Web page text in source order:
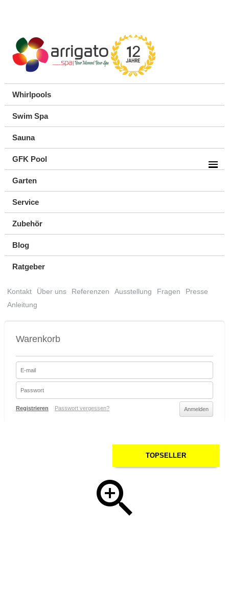
Whirlpools
Swim Spa
Sauna
GFK Pool
Garten
Service
Zubehör
Blog
Ratgeber
Kontakt Über uns Referenzen Ausstellung Fragen
Presse
Anleitung
Warenkorb
Registrieren Passwort vergessen?
TOPSELLER